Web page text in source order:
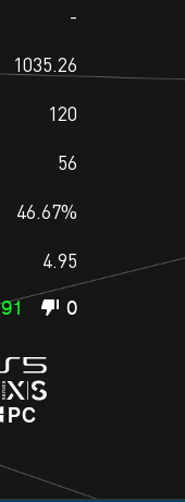
-
1035.26
120
56
46.67%
4.95
91 0